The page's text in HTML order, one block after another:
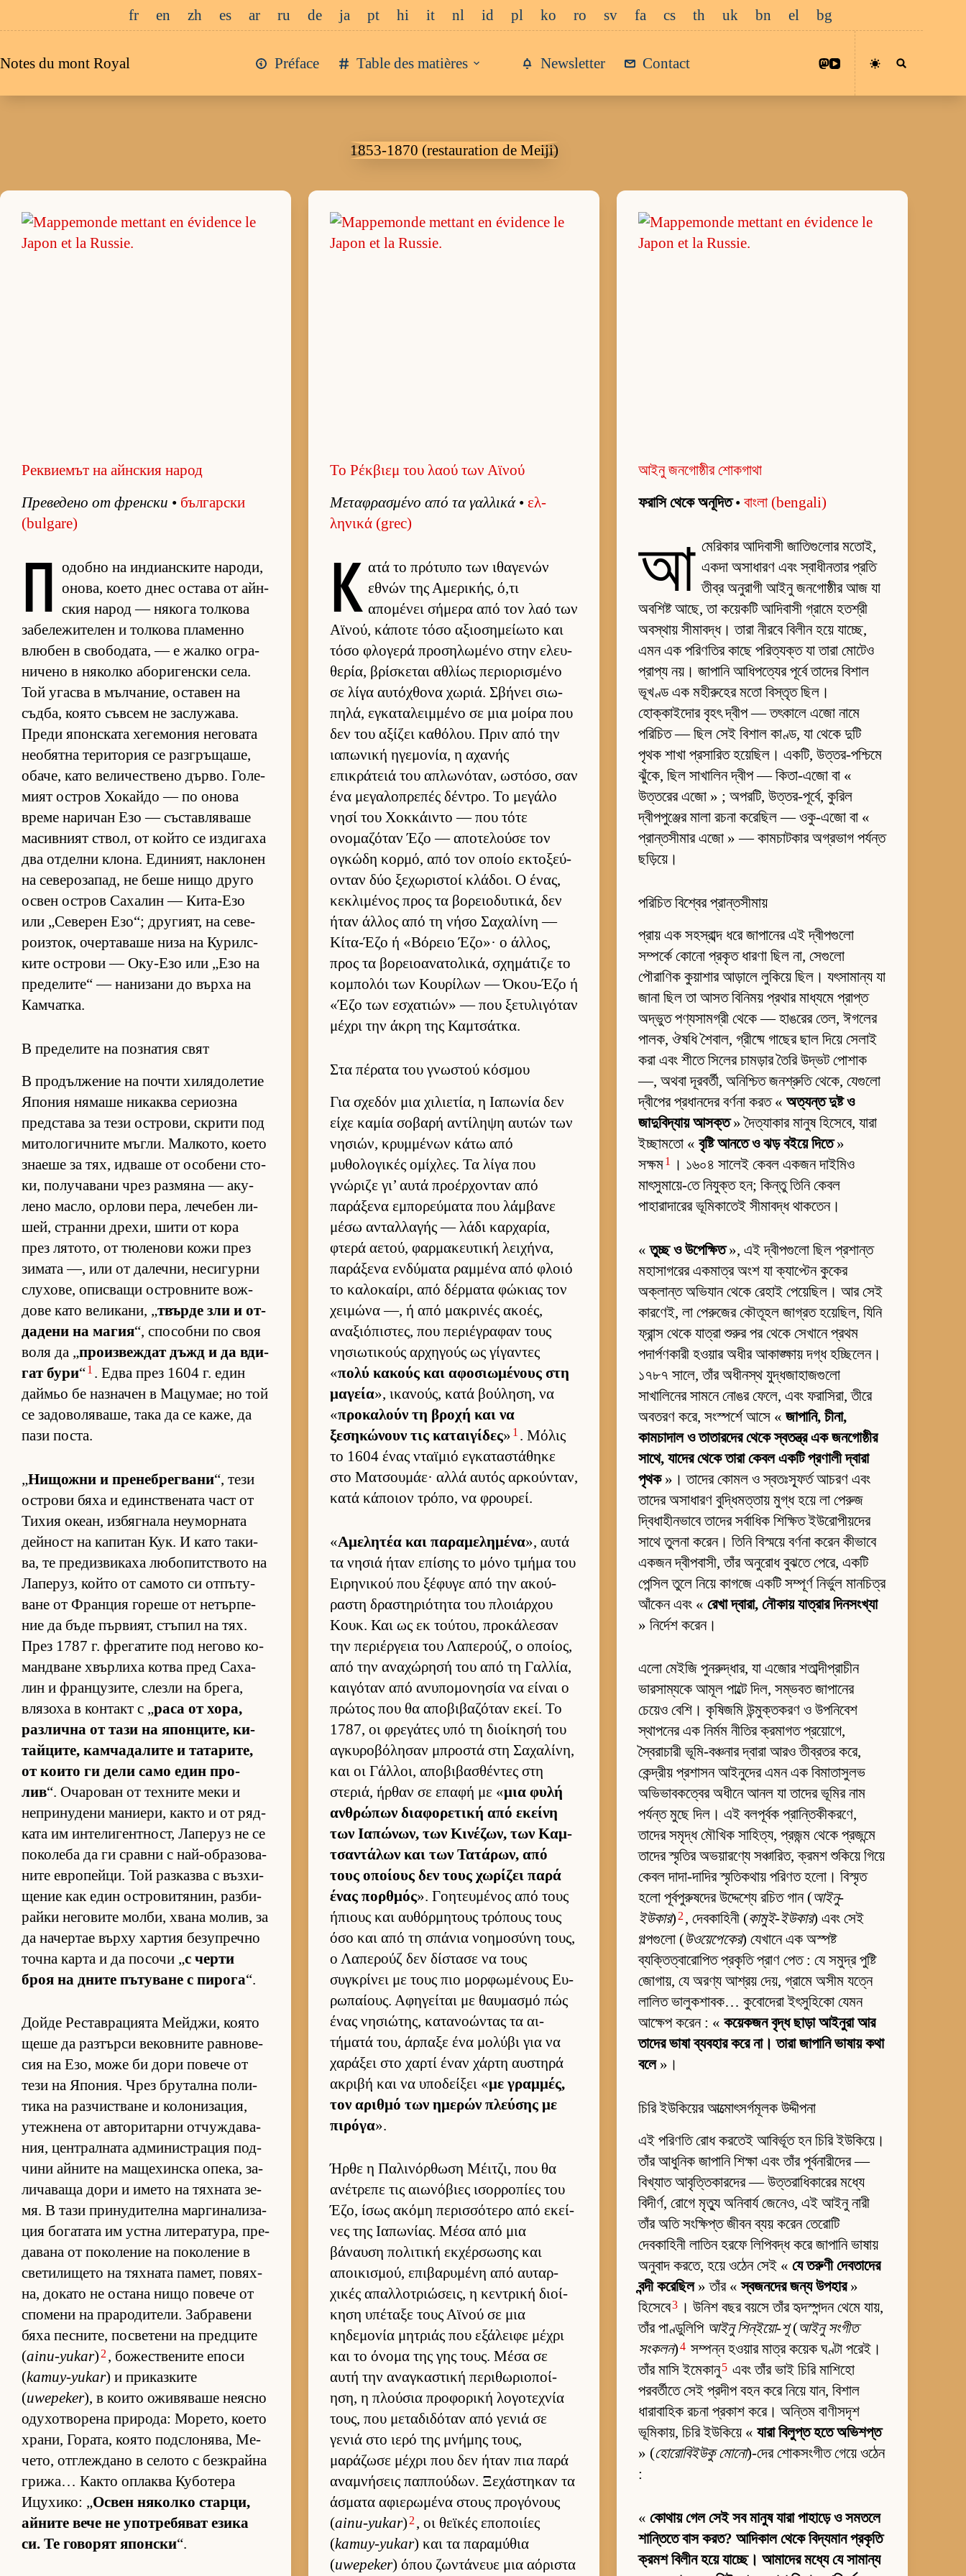
au
fr en zh es ar ru de ja pt hi it nl id pl ko ro sv fa cs th uk bn el bg
Notes du mont Royal Préface Table des matières Newsletter Contact
1853-1870 (restauration de Meiji)
Реквиемът на айнския народ
Пре­ве­дено от френ­ски • бъл­гар­ски
(bulgare)
П о­добно на ин­ди­ан­с­ките на­ро­ди,
оно­ва, ко­ето днес ос­тава от айн­
с­кия на­род — ня­кога тол­кова
за­бе­ле­жи­те­лен и тол­кова пла­менно
влю­бен в сво­бо­да­та, — е жалко ог­ра­
ни­чено в ня­колко або­ри­ген­ски се­ла.
Той угасва в мъл­ча­ние, ос­та­вен на
съд­ба, ко­ято съв­сем не зас­лу­жа­ва.
Преди япон­с­ката хе­ге­мо­ния не­го­вата
не­о­бятна те­ри­то­рия се раз­г­ръ­ща­ше,
оба­че, като ве­ли­чес­т­вено дър­во. Го­ле­
мият ос­т­ров Хо­кайдо — по онова
време на­ри­чан Езо — със­тав­ля­ваше
ма­сив­ният ствол, от който се из­ди­гаха
два от­делни кло­на. Еди­ни­ят, нак­ло­нен
на се­ве­ро­за­пад, не беше нищо друго
ос­вен ос­т­ров Са­ха­лин — Ки­та-Езо
или „Се­ве­рен Езо“; дру­ги­ят, на се­ве­
ро­из­ток, очер­та­ваше низа на Ку­рил­с­
ките ос­т­рови — Оку-Езо или „Езо на
пре­де­ли­те“ — на­ни­зани до върха на
Кам­чат­ка.
В пределите на познатия свят
В про­дъл­же­ние на почти хи­ля­до­ле­тие
Япо­ния ня­маше ни­каква се­ри­озна
пред­с­тава за тези ос­т­ро­ви, скрити под
ми­то­ло­гич­ните мъг­ли. Мал­ко­то, ко­ето
зна­еше за тях, ид­ваше от осо­бени сто­
ки, по­лу­ча­вани чрез раз­мяна — аку­
лено мас­ло, ор­лови пе­ра, ле­че­бен ли­
шей, странни дре­хи, шити от кора
през ля­то­то, от тю­ле­нови кожи през
зи­мата —, или от да­леч­ни, не­си­гурни
слу­хо­ве, опис­ващи ос­т­ров­ните вож­
дове като ве­ли­ка­ни, „твърде зли и от­
да­дени на ма­гия“, спо­собни по своя
воля да „про­из­веж­дат дъжд и да вди­
гат бури“1 . Едва през 1604 г. един
дай­мьо бе наз­на­чен в Ма­цу­мае; но той
се за­до­во­ля­ва­ше, така да се ка­же, да
пази пос­та.
„Ни­щожни и пре­неб­рег­вани“, тези
ос­т­рови бяха и един­с­т­ве­ната част от
Ти­хия оке­ан, из­бяг­нала не­у­мор­ната
дей­ност на ка­пи­тан Кук. И като та­ки­
ва, те пре­диз­ви­каха лю­бо­пит­с­твото на
Ла­пе­руз, който от са­мото си от­пъ­ту­
ване от Фран­ция го­реше от не­тър­пе­
ние да бъде пър­ви­ят, стъ­пил на тях.
През 1787 г. фре­га­тите под не­гово ко­
ман­д­ване хвър­лиха котва пред Са­ха­
лин и фран­цу­зи­те, слезли на бре­га,
вля­зоха в кон­такт с „раса от хо­ра,
раз­лична от тази на япон­ци­те, ки­
тай­ци­те, кам­ча­да­лите и та­та­ри­те,
от ко­ито ги дели само един про­
лив“. Оча­ро­ван от тех­ните меки и
неп­ри­ну­дени ма­ни­е­ри, както и от ряд­
ката им ин­те­ли­ген­т­ност, Ла­пе­руз не се
по­ко­леба да ги сравни с най-об­ра­зо­ва­
ните ев­ро­пей­ци. Той раз­казва с въз­хи­
ще­ние как един ос­т­ро­ви­тя­нин, раз­би­
райки не­го­вите мол­би, хвана мо­лив, за
да на­чер­тае върху хар­тия бе­зуп­речно
точна карта и да по­сочи „с черти
броя на дните пъ­ту­ване с пи­рога“.
Дойде Рес­тав­ра­ци­ята Мей­джи, ко­ято
щеше да раз­търси ве­ков­ните рав­но­ве­
сия на Езо, може би дори по­вече от
тези на Япо­ния. Чрез бру­тална по­ли­
тика на раз­чис­т­ване и ко­ло­ни­за­ция,
утеж­нена от ав­то­ри­тарни от­чуж­да­ва­
ния, цен­т­рал­ната ад­ми­нис­т­ра­ция под­
чини ай­ните на ма­ще­хин­ска опе­ка, за­
ли­ча­ваща дори и името на тях­ната зе­
мя. В тази при­ну­ди­телна мар­ги­на­ли­за­
ция бо­га­тата им ус­тна ли­те­ра­ту­ра, пре­
да­вана от по­ко­ле­ние на по­ко­ле­ние в
све­ти­ли­щето на тях­ната па­мет, по­вях­
на, до­като не ос­тана нищо по­вече от
спо­мени на пра­ро­ди­те­ли. Заб­ра­вени
бяха пес­ни­те, пос­ве­тени на пред­ците
(ainu-yukar) 2 , бо­жес­т­ве­ните епоси
(kamuy-yukar) и при­каз­ките
(uwepeker), в ко­ито ожи­вя­ваше не­ясно
оду­хот­во­рена при­ро­да: Мо­ре­то, ко­ето
хра­ни, Го­ра­та, ко­ято под­с­ло­ня­ва, Ме­
че­то, от­г­леж­дано в се­лото с без­к­райна
гри­жа… Както оп­лаква Ку­бо­тера
Ицу­хи­ко: „Ос­вен ня­колко стар­ци,
ай­ните вече не упот­ре­бя­ват езика
си. Те го­во­рят япон­ски“.
Το Ρέκβιεμ του λαού των Αϊνού
Μεταφρασμένο από τα γαλ­λικά•ελ­
ληνικά (grec)
Κ ατά το πρότυπο των ιθαγενών
εθνών της Αμερικής, ό,τι
απομένει σήμερα από τον λαό των
Αϊνού, κάποτε τόσο αξιο­σημεί­ωτο και
τόσο φλογερά προσηλωμένο στην ελευ­
θερία, βρίσκεται αθλίως περιο­ρισμένο
σε λίγα αυ­τόχθονα χωριά. Σβήνει σιω­
πηλά, εγκαταλειμ­μένο σε μια μοίρα που
δεν του αξίζει καθόλου. Πριν από την
ια­πωνική ηγεμονία, η αχανής
επικράτειά του απλωνόταν, ωστόσο, σαν
ένα μεγαλοπρεπές δέντρο. Το μεγάλο
νησί του Χοκ­κάι­ντο — που τότε
ονομαζόταν Έζο — αποτελούσε τον
ογκώδη κορ­μό, από τον οποίο εκτοξεύ­
ονταν δύο ξεχωριστοί κλάδοι. Ο ένας,
κεκλιμένος προς τα βορειο­δυτικά, δεν
ήταν άλ­λος από τη νήσο Σαχαλίνη —
Κίτα-Έζο ή «Βόρειο Έζο»· ο άλ­λος,
προς τα βορειο­ανατολικά, σχημάτιζε το
κομπολόι των Κου­ρίλων — Όκου-Έζο ή
«Έζο των εσχατιών» — που ξετυλιγόταν
μέχρι την άκρη της Καμ­τσάτ­κα.
Στα πέρατα του γνωστού κόσμου
Για σχεδόν μια χιλιε­τία, η Ια­πωνία δεν
είχε καμία σοβαρή αντίληψη αυ­τών των
νησιών, κρυμ­μένων κάτω από
μυθολογικές ομίχλες. Τα λίγα που
γνώριζε γι’ αυτά προέρ­χονταν από
παράξενα εμπορεύ­ματα που λάμ­βανε
μέσω ανταλ­λαγής — λάδι καρ­χαρία,
φτερά αετού, φαρ­μακευ­τική λει­χήνα,
παράξενα εν­δύματα ραμ­μένα από φλοιό
το καλοκαί­ρι, από δέρ­ματα φώκιας τον
χει­μώνα —, ή από μακρινές ακοές,
αναξιόπιστες, που περιέγραφαν τους
νησιω­τικούς αρ­χηγούς ως γίγαντες
«πολύ κακούς και αφοσιω­μένους στη
μαγεία», ικανούς, κατά βού­ληση, να
«προκαλούν τη βροχή και να
ξεσηκώνουν τις καται­γίδες» 1 . Μόλις
το 1604 ένας νταϊμιό εγκαταστάθηκε
στο Ματσου­μάε· αλλά αυ­τός αρ­κού­νταν,
κατά κάποιον τρόπο, να φρου­ρεί.
«Αμελητέα και παραμελημένα», αυτά
τα νησιά ήταν επίσης το μόνο τμήμα του
Ει­ρηνικού που ξέφυγε από την ακού­
ραστη δραστηριότητα του πλοιάρ­χου
Κουκ. Και ως εκ τού­του, προκάλεσαν
την περιέρ­γεια του Λαπερούζ, ο οποί­ος,
από την αναχώρησή του από τη Γαλ­λία,
και­γόταν από ανυπομονησία να εί­ναι ο
πρώτος που θα αποβιβαζόταν εκεί. Το
1787, οι φρεγάτες υπό τη διοί­κησή του
αγκυροβόλησαν μπροστά στη Σαχαλίνη,
και οι Γάλ­λοι, αποβιβασθέντες στη
στεριά, ήρ­θαν σε επαφή με «μια φυλή
αν­θρώπων δια­φορετική από εκείνη
των Ια­πώνων, των Κινέζων, των Καμ­
τσαντάλων και των Τατάρων, από
τους οποί­ους δεν τους χωρίζει παρά
ένας πορ­θμός». Γοη­τευ­μένος από τους
ήπιους και αυ­θόρ­μητους τρόπους τους
όσο και από τη σπάνια νοη­μοσύνη τους,
ο Λαπερούζ δεν δίστασε να τους
συγκρίνει με τους πιο μορ­φωμένους Ευ­
ρωπαί­ους. Αφηγεί­ται με θαυ­μασμό πώς
ένας νησιώτης, κατανοώντας τα αι­
τήματά του, άρ­παξε ένα μολύβι για να
χαράξει στο χαρτί έναν χάρτη αυ­στηρά
ακριβή και να υποδεί­ξει «με γραμ­μές,
τον αριθμό των ημερών πλεύ­σης με
πιρόγα».
Ήρθε η Παλινόρ­θωση Μέιτζι, που θα
ανέτρεπε τις αιω­νόβιες ισορ­ροπίες του
Έζο, ίσως ακόμη περισ­σότερο από εκεί­
νες της Ια­πωνίας. Μέσα από μια
βάναυση πολιτική εκ­χέρ­σωσης και
αποι­κισμού, επιβαρυμένη από αυ­ταρ­
χικές απαλ­λοτριώσεις, η κεντρική διοί­
κηση υπέταξε τους Αϊνού σε μια
κηδεμονία μητριάς που εξάλειφε μέχρι
και το όνομα της γης τους. Μέσα σε
αυτή την αναγκαστική περιθωριο­ποί­
ηση, η πλού­σια προφορική λογοτεχνία
τους, που μεταδιδόταν από γενιά σε
γενιά στο ιερό της μνήμης τους,
μαράζωσε μέχρι που δεν ήταν πια παρά
αναμνήσεις παπ­πού­δων. Ξεχάστηκαν τα
άσματα αφιε­ρωμένα στους προγόνους
(ainu-yukar) 2 , οι θεϊκές εποποι­ίες
(kamuy-yukar) και τα παραμύθια
(uwepeker) όπου ζωντάνευε μια αόριστα
আইনু জনগোষ্ঠীর শোকগাথা
ফরাসি থেকে অনূদিত•বাংলা (bengali)
আ মেরিকার আদিবাসী জাতিগুলোর মতোই,
একদা অসাধারণ এবং স্বাধীনতার প্রতি
তীব্র অনুরাগী আইনু জনগোষ্ঠীর আজ যা
অবশিষ্ট আছে, তা কয়েকটি আদিবাসী গ্রামে হতশ্রী
অবস্থায় সীমাবদ্ধ। তারা নীরবে বিলীন হয়ে যাচ্ছে,
এমন এক পরিণতির কাছে পরিত্যক্ত যা তারা মোটেও
প্রাপ্য নয়। জাপানি আধিপত্যের পূর্বে তাদের বিশাল
ভূখণ্ড এক মহীরুহের মতো বিস্তৃত ছিল।
হোক্কাইদোর বৃহৎ দ্বীপ — তৎকালে এজো নামে
পরিচিত — ছিল সেই বিশাল কাণ্ড, যা থেকে দুটি
পৃথক শাখা প্রসারিত হয়েছিল। একটি, উত্তর-পশ্চিমে
ঝুঁকে, ছিল সাখালিন দ্বীপ — কিতা-এজো বা «
উত্তরের এজো » ; অপরটি, উত্তর-পূর্বে, কুরিল
দ্বীপপুঞ্জের মালা রচনা করেছিল — ওকু-এজো বা «
প্রান্তসীমার এজো » — কামচাটকার অগ্রভাগ পর্যন্ত
ছড়িয়ে।
পরিচিত বিশ্বের প্রান্তসীমায়
প্রায় এক সহস্রাব্দ ধরে জাপানের এই দ্বীপগুলো
সম্পর্কে কোনো প্রকৃত ধারণা ছিল না, সেগুলো
পৌরাণিক কুয়াশার আড়ালে লুকিয়ে ছিল। যৎসামান্য যা
জানা ছিল তা আসত বিনিময় প্রথার মাধ্যমে প্রাপ্ত
অদ্ভুত পণ্যসামগ্রী থেকে — হাঙরের তেল, ঈগলের
পালক, ঔষধি শৈবাল, গ্রীষ্মে গাছের ছাল দিয়ে সেলাই
করা এবং শীতে সিলের চামড়ার তৈরি উদ্ভট পোশাক
—, অথবা দূরবর্তী, অনিশ্চিত জনশ্রুতি থেকে, যেগুলো
দ্বীপের প্রধানদের বর্ণনা করত «অত্যন্ত দুষ্ট ও
জাদুবিদ্যায় আসক্ত» দৈত্যাকার মানুষ হিসেবে, যারা
ইচ্ছামতো «বৃষ্টি আনতে ও ঝড় বইয়ে দিতে»
সক্ষম1
। ১৬০৪ সালেই কেবল একজন দাইমিও
মাৎসুমায়ে-তে নিযুক্ত হন; কিন্তু তিনি কেবল
পাহারাদারের ভূমিকাতেই সীমাবদ্ধ থাকতেন।
«তুচ্ছ ও উপেক্ষিত», এই দ্বীপগুলো ছিল প্রশান্ত
মহাসাগরের একমাত্র অংশ যা ক্যাপ্টেন কুকের
অক্লান্ত অভিযান থেকে রেহাই পেয়েছিল। আর সেই
কারণেই, লা পেরুজের কৌতূহল জাগ্রত হয়েছিল, যিনি
ফ্রান্স থেকে যাত্রা শুরুর পর থেকে সেখানে প্রথম
পদার্পণকারী হওয়ার অধীর আকাঙ্ক্ষায় দগ্ধ হচ্ছিলেন।
১৭৮৭ সালে, তাঁর অধীনস্থ যুদ্ধজাহাজগুলো
সাখালিনের সামনে নোঙর ফেলে, এবং ফরাসিরা, তীরে
অবতরণ করে, সংস্পর্শে আসে «জাপানি, চীনা,
কামচাদাল ও তাতারদের থেকে স্বতন্ত্র এক জনগোষ্ঠীর
সাথে, যাদের থেকে তারা কেবল একটি প্রণালী দ্বারা
পৃথক»। তাদের কোমল ও স্বতঃস্ফূর্ত আচরণ এবং
তাদের অসাধারণ বুদ্ধিমত্তায় মুগ্ধ হয়ে লা পেরুজ
দ্বিধাহীনভাবে তাদের সর্বাধিক শিক্ষিত ইউরোপীয়দের
সাথে তুলনা করেন। তিনি বিস্ময়ে বর্ণনা করেন কীভাবে
একজন দ্বীপবাসী, তাঁর অনুরোধ বুঝতে পেরে, একটি
পেন্সিল তুলে নিয়ে কাগজে একটি সম্পূর্ণ নির্ভুল মানচিত্র
আঁকেন এবং «রেখা দ্বারা, নৌকায় যাত্রার দিনসংখ্যা
» নির্দেশ করেন।
এলো মেইজি পুনরুদ্ধার, যা এজোর শতাব্দীপ্রাচীন
ভারসাম্যকে আমূল পাল্টে দিল, সম্ভবত জাপানের
চেয়েও বেশি। কৃষিজমি উন্মুক্তকরণ ও উপনিবেশ
স্থাপনের এক নির্মম নীতির ক্রমাগত প্রয়োগে,
স্বৈরাচারী ভূমি-বঞ্চনার দ্বারা আরও তীব্রতর করে,
কেন্দ্রীয় প্রশাসন আইনুদের এমন এক বিমাতাসুলভ
অভিভাবকত্বের অধীনে আনল যা তাদের ভূমির নাম
পর্যন্ত মুছে দিল। এই বলপূর্বক প্রান্তিকীকরণে,
তাদের সমৃদ্ধ মৌখিক সাহিত্য, প্রজন্ম থেকে প্রজন্মে
তাদের স্মৃতির অভয়ারণ্যে সঞ্চারিত, ক্রমশ শুকিয়ে গিয়ে
কেবল দাদা-দাদির স্মৃতিকথায় পরিণত হলো। বিস্মৃত
হলো পূর্বপুরুষদের উদ্দেশ্যে রচিত গান (আইনু-
ইউকার) 2 , দেবকাহিনী (কামুই-ইউকার) এবং সেই
গল্পগুলো (উওয়েপেকের) যেখানে এক অস্পষ্ট
ব্যক্তিত্বারোপিত প্রকৃতি প্রাণ পেত : যে সমুদ্র পুষ্টি
জোগায়, যে অরণ্য আশ্রয় দেয়, গ্রামে অসীম যত্নে
লালিত ভালুকশাবক… কুবোদেরা ইৎসুহিকো যেমন
আক্ষেপ করেন : «কয়েকজন বৃদ্ধ ছাড়া আইনুরা আর
তাদের ভাষা ব্যবহার করে না। তারা জাপানি ভাষায় কথা
বলে»।
চিরি ইউকিয়ের আত্মোৎসর্গমূলক উদ্দীপনা
এই পরিণতি রোধ করতেই আবির্ভূত হন চিরি ইউকিয়ে।
তাঁর আধুনিক জাপানি শিক্ষা এবং তাঁর পূর্বনারীদের —
বিখ্যাত আবৃত্তিকারদের — উত্তরাধিকারের মধ্যে
বিদীর্ণ, রোগে মৃত্যু অনিবার্য জেনেও, এই আইনু নারী
তাঁর অতি সংক্ষিপ্ত জীবন ব্যয় করেন তেরোটি
দেবকাহিনী লাতিন হরফে লিপিবদ্ধ করে জাপানি ভাষায়
অনুবাদ করতে, হয়ে ওঠেন সেই «যে তরুণী দেবতাদের
বন্দী করেছিল» তাঁর «স্বজনদের জন্য উপহার»
হিসেবে3 । উনিশ বছর বয়সে তাঁর হৃদস্পন্দন থেমে যায়,
তাঁর পাণ্ডুলিপি আইনু শিন্‌ইয়ো-শূ(আইনু সংগীত
সংকলন)4 সম্পন্ন হওয়ার মাত্র কয়েক ঘণ্টা পরেই।
তাঁর মাসি ইমেকানু5 এবং তাঁর ভাই চিরি মাশিহো
পরবর্তীতে সেই প্রদীপ বহন করে নিয়ে যান, বিশাল
ধারাবাহিক রচনা প্রকাশ করে। অন্তিম বাণীসদৃশ
ভূমিকায়, চিরি ইউকিয়ে «যারা বিলুপ্ত হতে অভিশপ্ত
» (হোরোবিইউকু মোনো)-দের শোকসংগীত গেয়ে ওঠেন
:
«কোথায় গেল সেই সব মানুষ যারা পাহাড়ে ও সমতলে
শান্তিতে বাস করত? আদিকাল থেকে বিদ্যমান প্রকৃতি
ক্রমশ বিলীন হয়ে যাচ্ছে। আমাদের মধ্যে যে সামান্য